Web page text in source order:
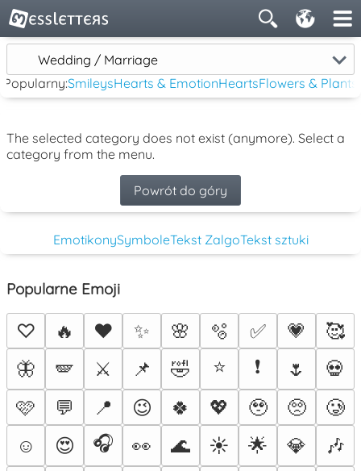
Wedding / Marriage
Popularny:SmileysHearts & EmotionHeartsFlowers & Plants
The selected category does not exist (anymore). Select a
category from the menu.
Powrót do góry
EmotikonySymboleTekst ZalgoTekst sztuki
Popularne Emoji
♡ 🔥 ❤️ ✨ 🌸 🫧 ✅ 💗
🥰
🦋
🪽 ⚔️ 📌 🤣 ⭐ ❗ 🌷
💀
🩷
💬 📍 😉 🍀 💖 🥹 🥺
🥲
☺️
😍 🎧 👀 🌊 ☀️ 🌟 💎
🎶